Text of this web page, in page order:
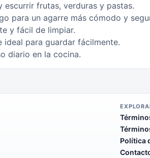
escurrir frutas, verduras y pastas.
para un agarre más cómodo y
y fácil de limpiar.
ideal para guardar fácilmente.
diario en la cocina.
Política